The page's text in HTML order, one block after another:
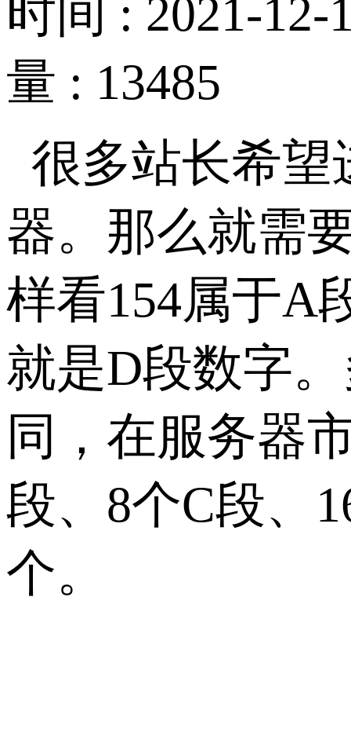
时间 : 2021-12-
量 : 13485
很多站长希望
器。那么就需
样看154属于A
就是D段数字
同，在服务器
段、8个C段、
个。